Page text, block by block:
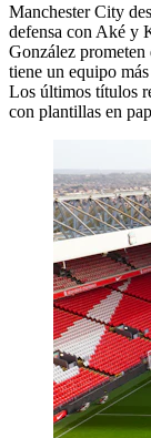
Manchester City
defensa con Aké y
González
tiene un equipo
Los últimos títulos
con plantillas en